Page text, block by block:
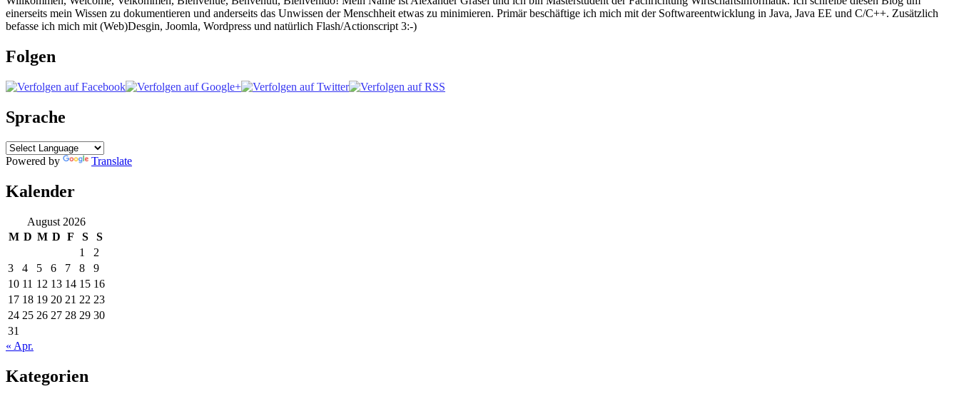
einerseits mein Wissen zu dokumentieren und anderseits das Unwissen der Menschheit etwas zu minimieren. Primär beschäftige ich mich mit der Softwareentwicklung in Java, Java EE und C/C++. Zusätzlich
befasse ich mich mit (Web)Desgin, Joomla, Wordpress und natürlich Flash/Actionscript 3:-)
Folgen
Sprache
Powered by Translate
Kalender
August 2026
M D M D F S
S
1
2
3
4 5 6 7 8
9
10 11 12 13 14 15 16
17 18 19 20 21 22 23
24 25 26 27 28 29 30
31
« Apr.
Kategorien